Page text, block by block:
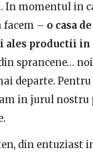
In momentul in
facem – o casa
ales productii
sprancene…
departe. Pentru
in jurul nostru
din entuziast